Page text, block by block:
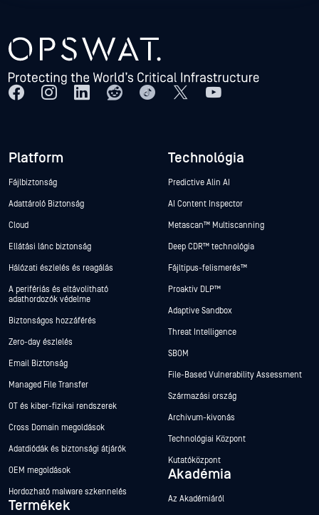
Platform
Fájlbiztonság
Adattároló Biztonság
Cloud
Ellátási lánc biztonság
Hálózati észlelés és reagálás
A perifériás és eltávolítható
adathordozók védelme
Biztonságos hozzáférés
Zero-day észlelés
Email Biztonság
Managed File Transfer
OT és kiber-fizikai rendszerek
Cross Domain megoldások
Adatdiódák és biztonsági átjárók
OEM megoldások
Hordozható malware szkennelés
Termékek
Technológia
Predictive Alin AI
AI Content Inspector
Metascan™ Multiscanning
Deep CDR™ technológia
Fájltípus-felismerés™
Proaktív DLP™
Adaptive Sandbox
Threat Intelligence
SBOM
File-Based Vulnerability Assessment
Származási ország
Archívum-kivonás
Technológiai Központ
Kutatóközpont
Akadémia
Az Akadémiáról